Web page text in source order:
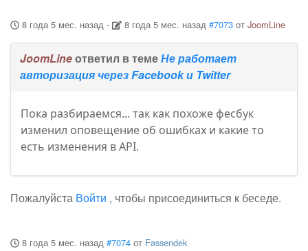
8 года 5 мес. назад- 8 года 5 мес. назад #7073 отJoomLine
JoomLineответил в темеНе работает
авторизация через Facebook и Twitter
Пока разбираемся... так как похоже фесбук
изменил оповещение об ошибках и какие то
есть изменения в API.
Пожалуйста Войти , чтобы присоединиться к беседе.
8 года 5 мес. назад #7074 от Fassendek